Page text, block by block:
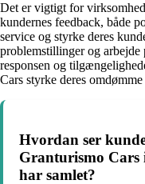
Det er vigtigt for
kundernes feedback, både
service og styrke deres
problemstillinger og
responsen og
Cars styrke deres
Hvordan ser
Granturismo Cars
har samlet?